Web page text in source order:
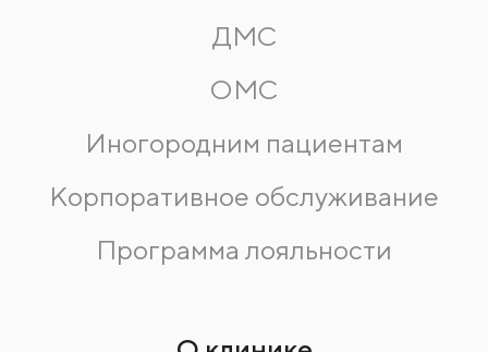
ДМС
ОМС
Иногородним пациентам
Корпоративное обслуживание
Программа лояльности